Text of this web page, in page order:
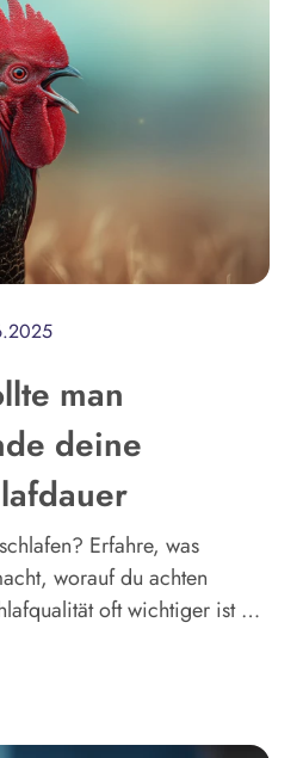
man
deine
Erfahre, was
worauf du achten
oft wichtiger ist als